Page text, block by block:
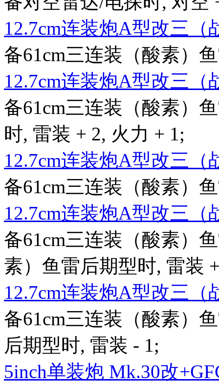
12.7cm连装炮A型改三（
备61cm三连装（酸素）
12.7cm连装炮A型改三（
备61cm三连装（酸素）
时, 雷装 + 2, 火力 + 1;
12.7cm连装炮A型改三（
备61cm三连装（酸素）
12.7cm连装炮A型改三（
备61cm三连装（酸素）
素）鱼雷后期型时, 雷装
12.7cm连装炮A型改三（
备61cm三连装（酸素）
后期型时, 雷装 - 1;
5inch单装炮 Mk.30改